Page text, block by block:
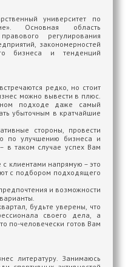
университет по
Основная область
регулирования
закономерностей
бизнеса и тенденций
редко, но стоит
можно вывести в плюс.
подходе даже самый
убыточным в кратчайшие
стороны, провести
по улучшению бизнеса и
в таком случае успех Вам
клиентами напрямую – это
с подбором подходящего
и возможности
будьте уверены, что
своего дела, а
по-человечески готов Вам
литературу. Занимаюсь